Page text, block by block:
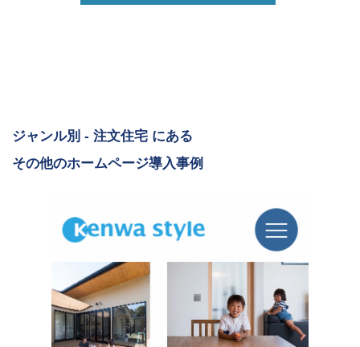
ジャンル別 - 注文住宅 にある
その他のホームページ導入事例